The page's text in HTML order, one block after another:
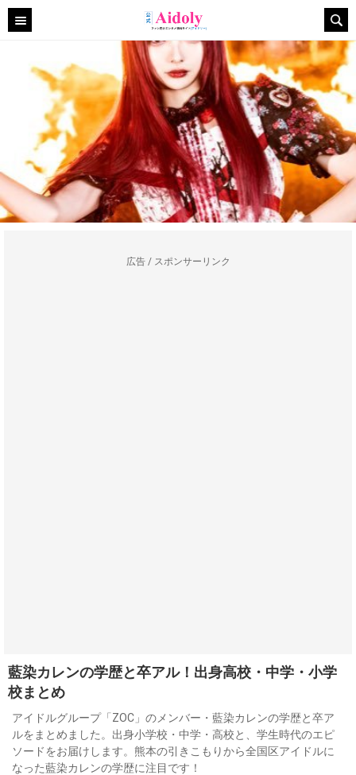
広告 / スポンサーリンク
藍染カレンの学歴と卒アル！出身高校・中学・小学
校まとめ
アイドルグループ「ZOC」のメンバー・藍染カレンの学歴と卒ア
ルをまとめました。出身小学校・中学・高校と、学生時代のエピ
ソードをお届けします。熊本の引きこもりから全国区アイドルに
なった藍染カレンの学歴に注目です！